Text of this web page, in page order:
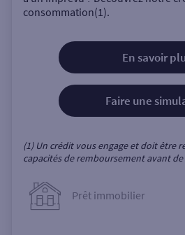
consommation(1).
En savoir
Faire une
(1) Un crédit vous engage et doit être
capacités de remboursement avant de
Prêt immobilier